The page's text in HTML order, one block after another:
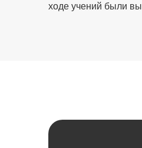
ходе учений были